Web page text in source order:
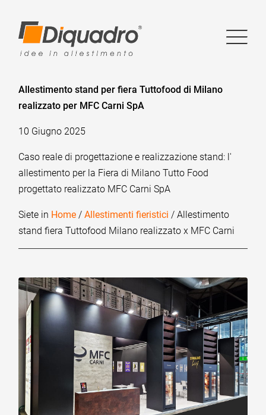
Allestimento stand per fiera Tuttofood di Milano
realizzato per MFC Carni SpA
10 Giugno 2025
Caso reale di progettazione e realizzazione stand: l'
allestimento per la Fiera di Milano Tutto Food
progettato realizzato MFC Carni SpA
Siete in Home /Allestimenti fieristici / Allestimento
stand fiera Tuttofood Milano realizzato x MFC Carni